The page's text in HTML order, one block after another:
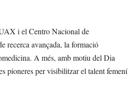
i el Centro Nacional de
recerca avançada, la formació
A més, amb motiu del Dia
pioneres per visibilitzar el talent femení